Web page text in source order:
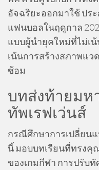
อัจฉริยะออกมาใช้ ปร
แฟนบอลในฤดูกาล
แบบผู้นำยุคใหม่ที่ไม่เ
เน้นการสร้างสภาพแ
ซ้อม
บทส่งท้ายมห
ทัพเรฟเว่นส์
กรณีศึกษาการเปลี่ยน
นี้ มอบบทเรียนที่ทรงคุ
ของเกมกีฬา การปรับ